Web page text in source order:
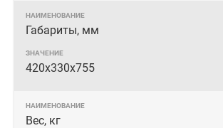
Габариты, мм
420x330x755
Вес, кг